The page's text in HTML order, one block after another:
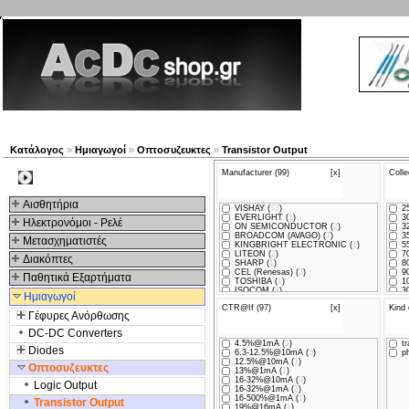
Κατάλογος » Hμιαγωγοί » Οπτοσυζευκτες » Transistor Output
Αισθητήρια
Ηλεκτρονόμοι - Ρελέ
Μετασχηματιστές
Διακόπτες
Παθητικά Εξαρτήματα
Hμιαγωγοί
Γέφυρες Ανόρθωσης
DC-DC Converters
Diodes
Οπτοσυζευκτες
Logic Output
Transistor Output
Manufacturer (99) [x]
VISHAY (73 )
EVERLIGHT (1)
ON SEMICONDUCTOR (2)
BROADCOM (AVAGO) (7)
KINGBRIGHT ELECTRONIC (1)
LITEON (2)
SHARP (1)
CEL (Renesas) (3 )
TOSHIBA (1)
ISOCOM (8)
CTR@If (97)
[x]
4.5%@1mA (1)
6.3-12.5%@10mA (5)
12.5%@10mA (1)
13%@1mA (1)
16-32%@10mA (9)
16-32%@1mA (2)
16-500%@1mA (1)
19%@16mA (1)
Kind